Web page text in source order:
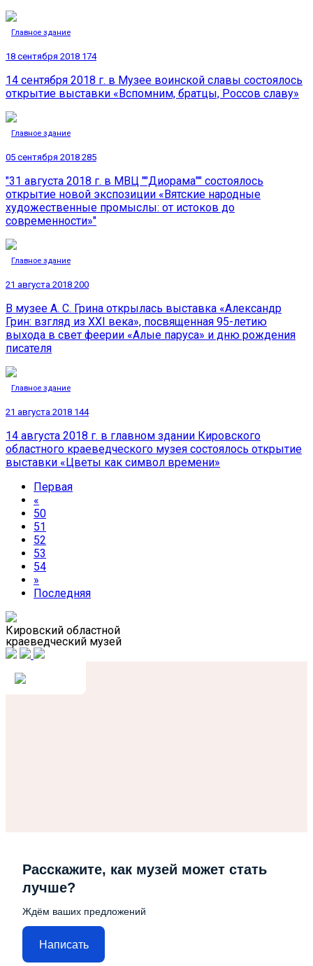
Главное здание
18 сентября 2018 174
14 сентября 2018 г. в Музее воинской славы состоялось
открытие выставки «Вспомним, братцы, Россов славу»
Главное здание
05 сентября 2018 285
"31 августа 2018 г. в МВЦ ""Диорама"" состоялось
открытие новой экспозиции «Вятские народные
художественные промыслы: от истоков до
современности»"
Главное здание
21 августа 2018 200
В музее А. С. Грина открылась выставка «Александр
Грин: взгляд из ХХI века», посвященная 95-летию
выхода в свет феерии «Алые паруса» и дню рождения
писателя
Главное здание
21 августа 2018 144
14 августа 2018 г. в главном здании Кировского
областного краеведческого музея состоялось открытие
выставки «Цветы как символ времени»
Первая
«
50
51
52
53
54
»
Последняя
Кировский областной
краеведческий музей
Расскажите, как музей может стать
лучше?
Ждём ваших предложений
Написать